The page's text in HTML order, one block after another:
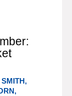
SMITH,